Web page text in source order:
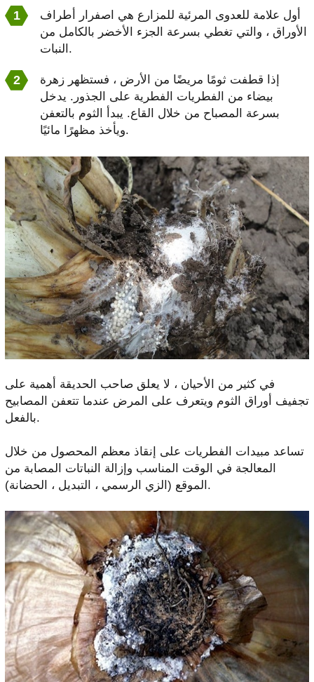
أول علامة للعدوى المرئية للمزارع هي اصفرار أطراف
الأوراق ، والتي تغطي بسرعة الجزء الأخضر بالكامل من
النبات.
إذا قطفت ثومًا مريضًا من الأرض ، فستظهر زهرة
بيضاء من الفطريات الفطرية على الجذور. يدخل
بسرعة المصباح من خلال القاع. يبدأ الثوم بالتعفن
ويأخذ مظهرًا مائيًا.
في كثير من الأحيان ، لا يعلق صاحب الحديقة أهمية على
تجفيف أوراق الثوم ويتعرف على المرض عندما تتعفن المصابيح
بالفعل.
تساعد مبيدات الفطريات على إنقاذ معظم المحصول من خلال
المعالجة في الوقت المناسب وإزالة النباتات المصابة من
الموقع (الزي الرسمي ، التبديل ، الحضانة).